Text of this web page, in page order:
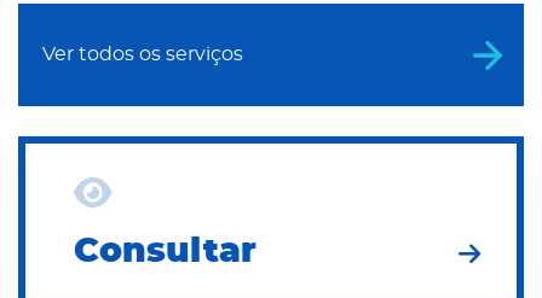
Ver todos os serviços
Consultar